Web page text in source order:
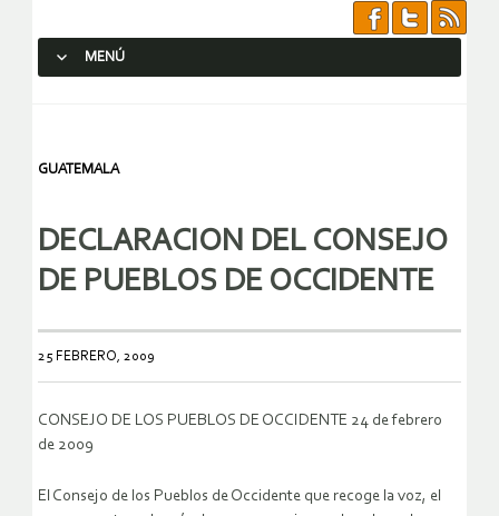
MENÚ
GUATEMALA
DECLARACION DEL CONSEJO
DE PUEBLOS DE OCCIDENTE
25 FEBRERO, 2009
CONSEJO DE LOS PUEBLOS DE OCCIDENTE 24 de febrero
de 2009
El Consejo de los Pueblos de Occidente que recoge la voz, el